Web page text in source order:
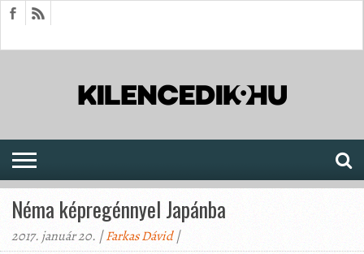
Néma képregénnyel Japánba
2017. január 20. |Farkas Dávid|